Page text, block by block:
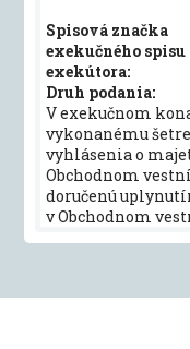
Spisová značka
exekučného spisu
exekútora:
Druh podania:
V exekučnom
vykonanému
vyhlásenia o
Obchodnom
doručenú
v Obchodnom